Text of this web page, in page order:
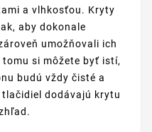
a vlhkosťou. Kryty
aby dokonale
umožňovali ich
si môžete byť istí,
budú vždy čisté a
dodávajú krytu